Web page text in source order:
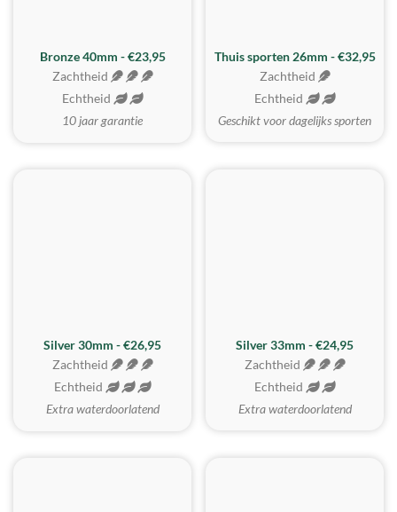
Bronze 40mm - €23,95
Zachtheid
Echtheid
10 jaar garantie
Thuis sporten 26mm - €32,95
Zachtheid
Echtheid
Geschikt voor dagelijks sporten
Silver 30mm - €26,95
Zachtheid
Echtheid
Extra waterdoorlatend
Silver 33mm - €24,95
Zachtheid
Echtheid
Extra waterdoorlatend